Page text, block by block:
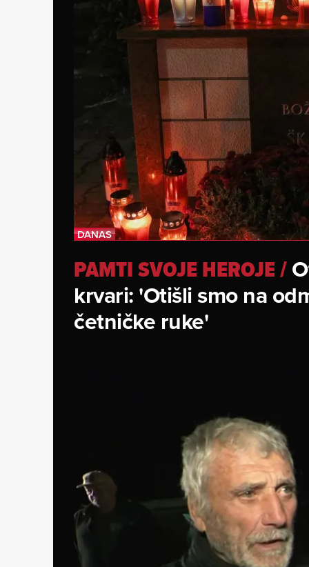
PAMTI SVOJE HEROJE/
krvari: 'Otišli smo na
četničke ruke'